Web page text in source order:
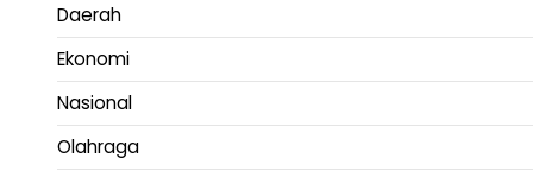
Daerah
Ekonomi
Nasional
Olahraga